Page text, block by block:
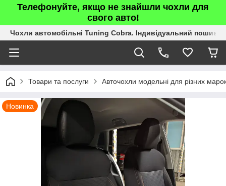
Телефонуйте, якщо не знайшли чохли для
свого авто!
Чохли автомобільні Tuning Cobra. Індивідуальний пошив.
Товари та послуги Авточохли модельні для різних
Новинка